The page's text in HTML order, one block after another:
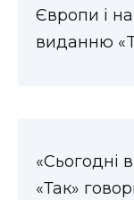
Європи і
виданню
«Сьогодні
«Так»